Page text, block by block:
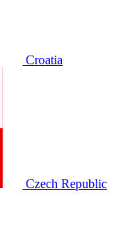
Croatia
Czech Republic